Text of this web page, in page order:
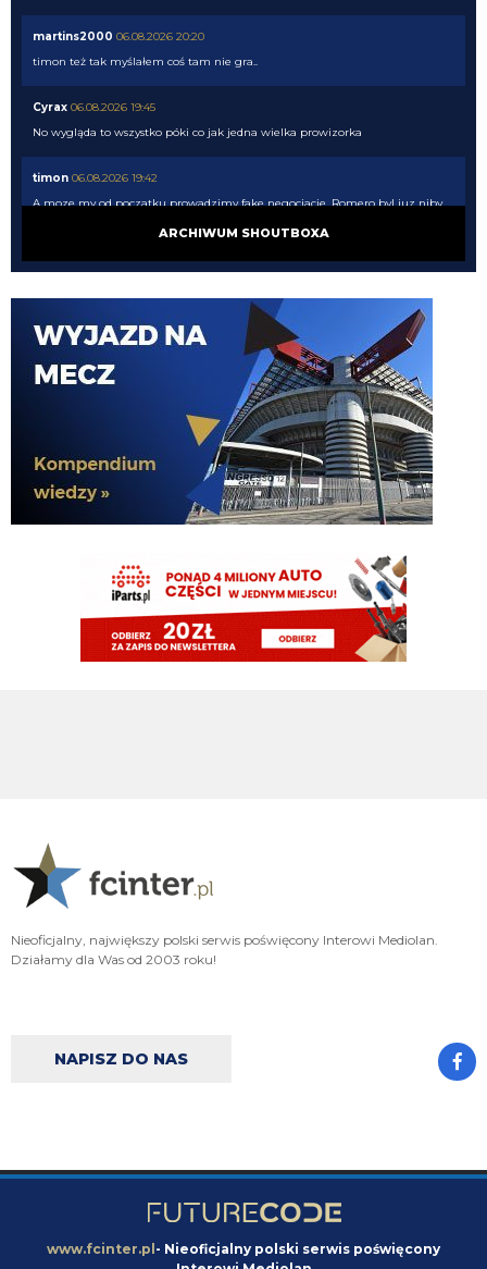
martins2000 06.08.2026 20:20
timon też tak myślałem coś tam nie gra..
Cyrax 06.08.2026 19:45
No wygląda to wszystko póki co jak jedna wielka prowizorka
timon 06.08.2026 19:42
A moze my od poczatku prowadzimy fake negocjacje. Romero byl juz niby
prowizje to nagle jednak trzeba sprzedac. Pewnie gdyby Chelsea nie weszla
Bekowe te doniesienia i całe mercato. Po fiasku z Palestrą: "Pieniądze
zostaną zainwestowane w klasowego obrońcę". Teraz podają, że Romero
blisko Ateltico i pojawiło się "Pieniądze zaoszczędzone na Romero zostaną
przeznaczone na Jonesa". Za tydzień zapewne "Pieniądze zaoszczędzone
na Dżonsie zostaną wydane zimą". To okienko póki co przebija wszystko
Claudio
06.08.2026 19:21
Oby tak blisko jak Palestra Interu
Claudio 06.08.2026 19:21
06.08.2026 18:51
A do obrony ściągną Ostigarda z Genoa i będą wmawiać że Stones to od
poczatku był kupowany do pierwszego składu, bo jest wybitny
Klinsi64
o ile sytuacje z Palestrą można usprawiedliwić,Khalaili to chore wymogi
CONI tak sytuacja z Romero to kompro potężne
Strona ostatnio śmiga niczym Inter na rynku transferowym
Xucatlan 06.08.2026 17:07
bardziej chodzi o pensję. przecież nikt nie chce ryzykować zostania pavarda
nie potrafi Ałzyljo sprzedać i to jest powód całej szopki
06.08.2026 17:00
ARCHIWUM SHOUTBOXA
Nieoficjalny, największy polski serwis poświęcony Interowi Mediolan.
Działamy dla Was od 2003 roku!
NAPISZ DO NAS
www.fcinter.pl- Nieoficjalny polski serwis poświęcony